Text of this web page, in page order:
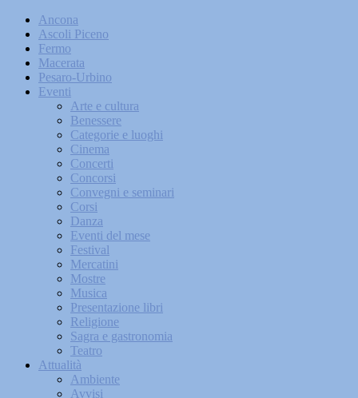
Ancona
Ascoli Piceno
Fermo
Macerata
Pesaro-Urbino
Eventi
Arte e cultura
Benessere
Categorie e luoghi
Cinema
Concerti
Concorsi
Convegni e seminari
Corsi
Danza
Eventi del mese
Festival
Mercatini
Mostre
Musica
Presentazione libri
Religione
Sagra e gastronomia
Teatro
Attualità
Ambiente
Avvisi